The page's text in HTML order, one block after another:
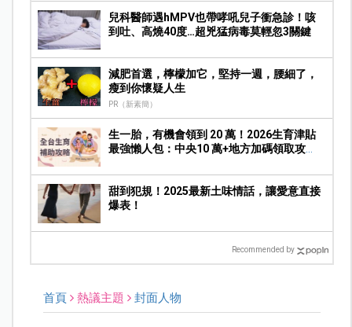
兒科醫師遇hMPV也帶哮吼兒子衝急診！咳
到吐、高燒40度…超兇猛病毒莫輕忽3關鍵
減肥首選，檸檬加它，堅持一週，腰細了，
瘦到你懷疑人生
PR（新素簡）
生一胎，有機會領到 20 萬！2026生育津貼
最強懶人包：中央10 萬+地方加碼領取攻
甜到犯規！2025最新土味情話，讓愛意直接
爆表！
Recommended by
首頁 熱議主題 封面人物